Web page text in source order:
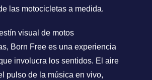
las motocicletas a medida.
visual de motos
Born Free es una experiencia
involucra los sentidos. El aire
pulso de la música en vivo,